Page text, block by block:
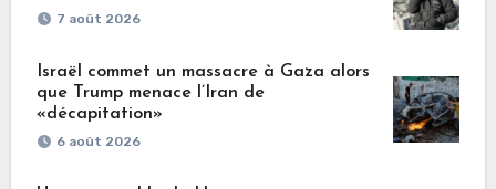
7 août 2026
Israël commet un massacre à Gaza alors
que Trump menace l’Iran de
«décapitation»
6 août 2026